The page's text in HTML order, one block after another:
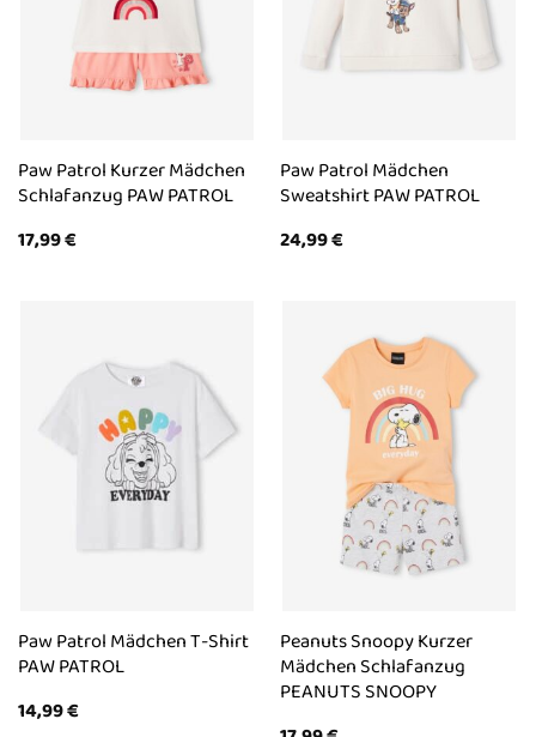
Paw Patrol Kurzer Mädchen
Schlafanzug PAW PATROL
17,99€
Paw Patrol Mädchen
Sweatshirt PAW PATROL
24,99€
Paw Patrol Mädchen T-Shirt
PAW PATROL
14,99€
Peanuts Snoopy Kurzer
Mädchen Schlafanzug
PEANUTS SNOOPY